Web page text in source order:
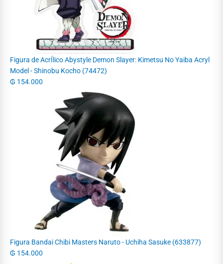
Figura de AcrÍlico Abystyle Demon Slayer: Kimetsu No Yaiba Acryl
Model - Shinobu Kocho (74472)
₲ 154.000
Figura Bandai Chibi Masters Naruto - Uchiha Sasuke (633877)
₲ 154.000